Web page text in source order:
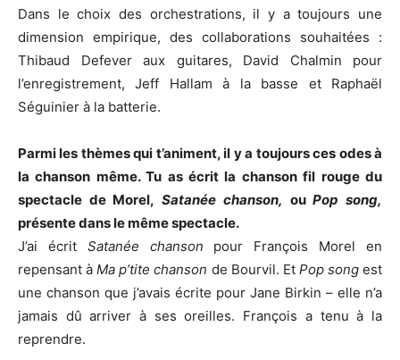
Dans le choix des orchestrations, il y a toujours une
dimension empirique, des collaborations souhaitées :
Thibaud Defever aux guitares, David Chalmin pour
l’enregistrement, Jeff Hallam à la basse et Raphaël
Séguinier à la batterie.
Parmi les thèmes qui t’animent, il y a toujours ces odes à
la chanson même. Tu as écrit la chanson fil rouge du
spectacle de Morel, Satanée chanson, ouPop song,
présente dans le même spectacle.
J’ai écrit Satanée chanson pour François Morel en
repensant àMa p’tite chanson de Bourvil. Et Pop songest
une chanson que j’avais écrite pour Jane Birkin – elle n’a
jamais dû arriver à ses oreilles. François a tenu à la
reprendre.